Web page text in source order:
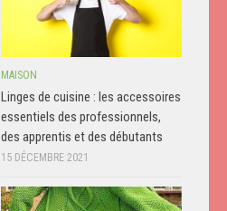
MAISON
Linges de cuisine : les accessoires
essentiels des professionnels,
des apprentis et des débutants
15 DÉCEMBRE 2021